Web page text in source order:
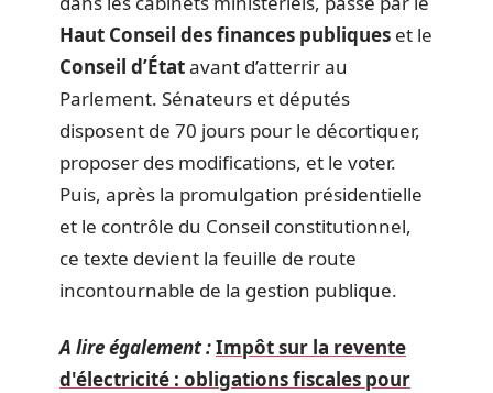
Haut Conseil des finances publiques et le
Conseil d’Étatavant d’atterrir au
Parlement. Sénateurs et députés
disposent de 70 jours pour le décortiquer,
proposer des modifications, et le voter.
Puis, après la promulgation présidentielle
et le contrôle du Conseil constitutionnel,
ce texte devient la feuille de route
incontournable de la gestion publique.
A lire également :Impôt sur la revente
d'électricité : obligations fiscales pour